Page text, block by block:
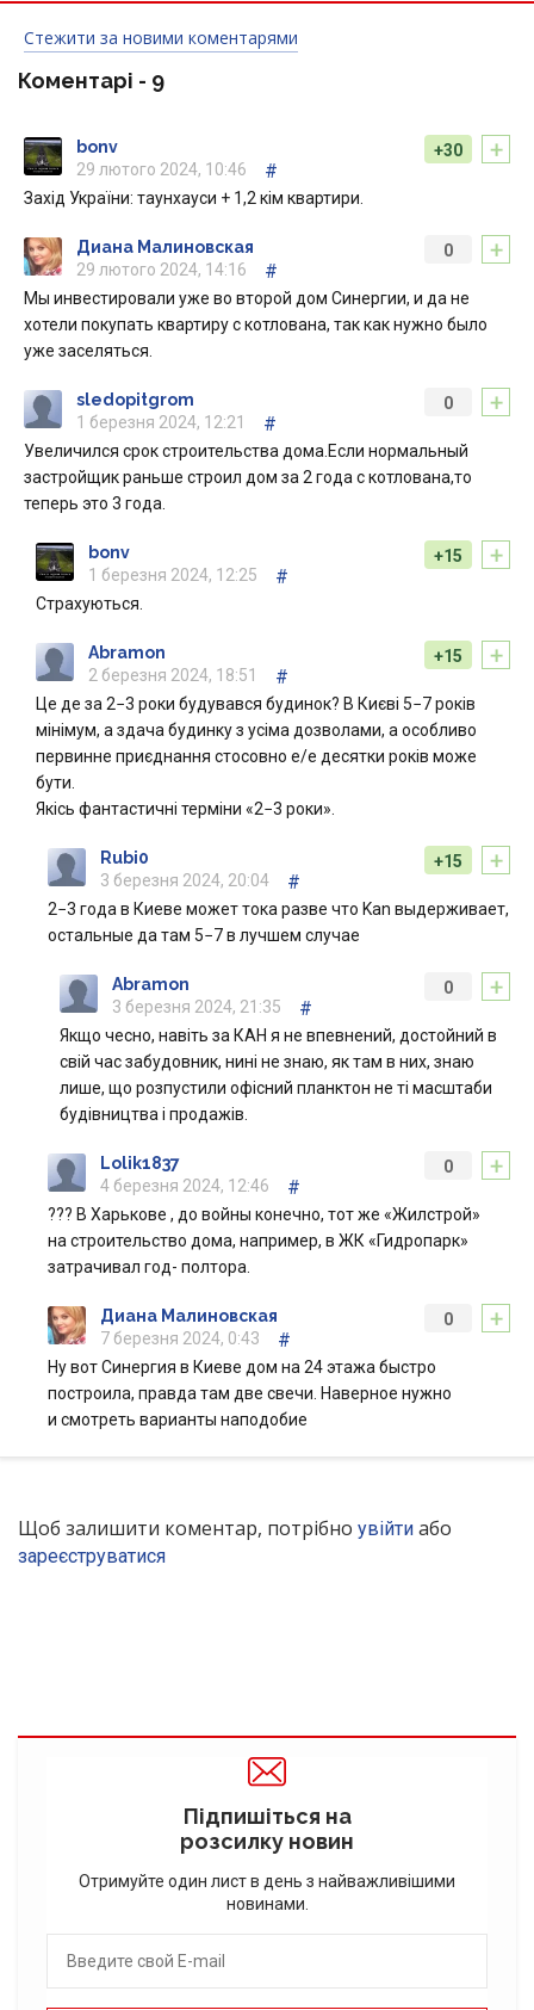
Стежити за новими коментарями
Коментарі - 9
+
+30
bonv
29 лютого 2024, 10:46
#
Захід України: таунхауси + 1,2 кім квартири.
+
0
Диана Малиновская
29 лютого 2024, 14:16
#
Мы инвестировали уже во второй дом Синергии, и да не
хотели покупать квартиру с котлована, так как нужно было
уже заселяться.
+
0
sledopitgrom
1 березня 2024, 12:21
#
Увеличился срок строительства дома.Если нормальный
застройщик раньше строил дом за 2 года с котлована,то
теперь это 3 года.
+
+15
bonv
1 березня 2024, 12:25
#
Страхуються.
+
+15
Abramon
2 березня 2024, 18:51
#
Це де за 2−3 роки будувався будинок? В Києві 5−7 років
мінімум, а здача будинку з усіма дозволами, а особливо
первинне приєднання стосовно е/е десятки років може
бути.
Якісь фантастичні терміни «2−3 роки».
+
+15
Rubi0
3 березня 2024, 20:04
#
2−3 года в Киеве может тока разве что Kan выдерживает,
остальные да там 5−7 в лучшем случае
+
0
Abramon
3 березня 2024, 21:35
#
Якщо чесно, навіть за КАН я не впевнений, достойний в
свій час забудовник, нині не знаю, як там в них, знаю
лише, що розпустили офісний планктон не ті масштаби
будівництва і продажів.
+
0
Lolik1837
4 березня 2024, 12:46
#
??? В Харькове , до войны конечно, тот же «Жилстрой»
на строительство дома, например, в ЖК «Гидропарк»
затрачивал год- полтора.
+
0
Диана Малиновская
7 березня 2024, 0:43
#
Ну вот Синергия в Киеве дом на 24 этажа быстро
построила, правда там две свечи. Наверное нужно
и смотреть варианты наподобие
Щоб залишити коментар, потрібно увійти або
зареєструватися
Підпишіться на
розсилку новин
Отримуйте один лист в день з найважливішими
новинами.